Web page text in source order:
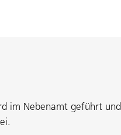
im Nebenamt geführt und